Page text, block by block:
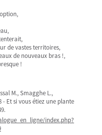
de vastes territoires,
de nouveaux bras !,
!
M., Smagghe L.,
- Et si vous étiez une plante
index.php?